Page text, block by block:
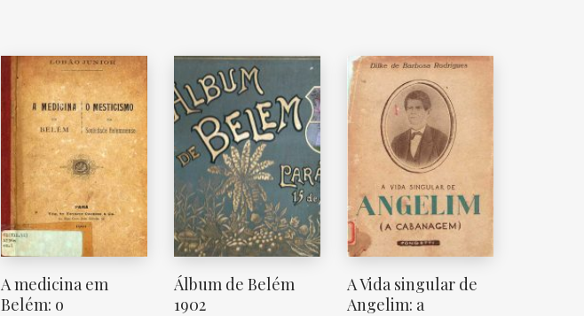
A medicina em
Belém: o
Álbum de Belém
1902
A Vida singular de
Angelim: a